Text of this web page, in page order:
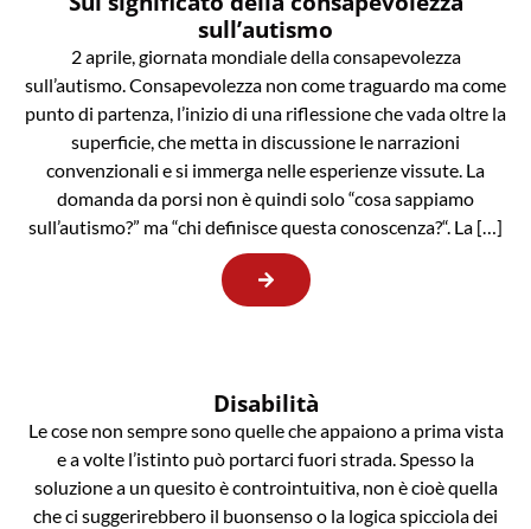
sull’autismo
2 aprile, giornata mondiale della consapevolezza
sull’autismo. Consapevolezza non come traguardo ma come
punto di partenza, l’inizio di una riflessione che vada oltre la
superficie, che metta in discussione le narrazioni
convenzionali e si immerga nelle esperienze vissute. La
domanda da porsi non è quindi solo “cosa sappiamo
sull’autismo?” ma “chi definisce questa conoscenza?“. La […]
Disabilità
Le cose non sempre sono quelle che appaiono a prima vista
e a volte l’istinto può portarci fuori strada. Spesso la
soluzione a un quesito è controintuitiva, non è cioè quella
che ci suggerirebbero il buonsenso o la logica spicciola dei